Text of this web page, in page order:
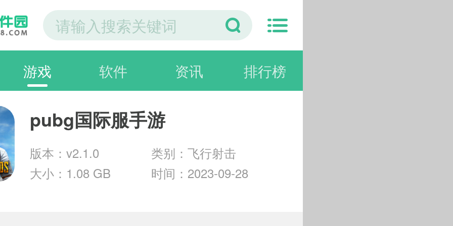
游戏 软件 资讯 排行榜
pubg国际服手游
版本：v2.1.0
类别：飞行射击
大小：1.08 GB
时间：2023-09-28